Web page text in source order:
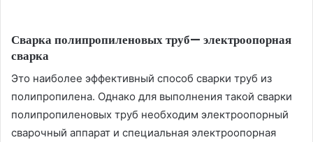
Сварка полипропиленовых труб— электроопорная
сварка
Это наиболее эффективный способ сварки труб из
полипропилена. Однако для выполнения такой сварки
полипропиленовых труб необходим электроопорный
сварочный аппарат и специальная электроопорная